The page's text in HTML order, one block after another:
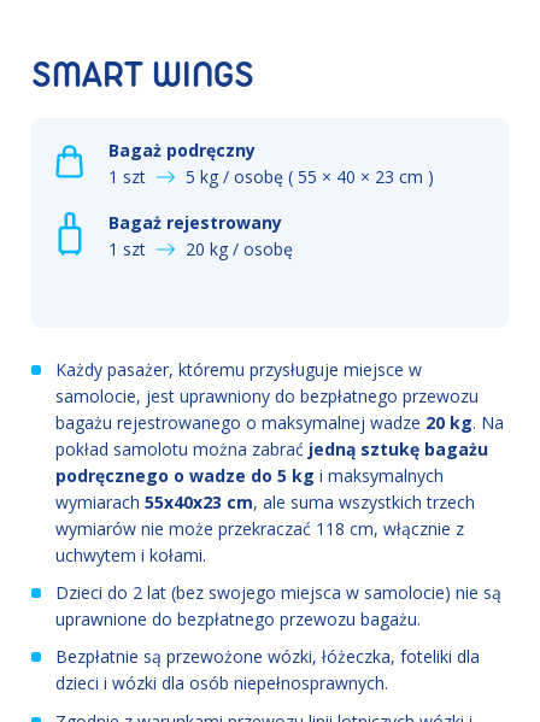
SMART WINGS
Bagaż podręczny
1 szt
5 kg / osobę ( 55 × 40 × 23 cm )
Bagaż rejestrowany
1 szt
20 kg / osobę
Każdy pasażer, któremu przysługuje miejsce w
samolocie, jest uprawniony do bezpłatnego przewozu
bagażu rejestrowanego o maksymalnej wadze 20 kg. Na
pokład samolotu można zabrać jedną sztukę bagażu
podręcznego o wadze do 5 kg i maksymalnych
wymiarach 55x40x23 cm, ale suma wszystkich trzech
wymiarów nie może przekraczać 118 cm, włącznie z
uchwytem i kołami.
Dzieci do 2 lat (bez swojego miejsca w samolocie) nie są
uprawnione do bezpłatnego przewozu bagażu.
Bezpłatnie są przewożone wózki, łóżeczka, foteliki dla
dzieci i wózki dla osób niepełnosprawnych.